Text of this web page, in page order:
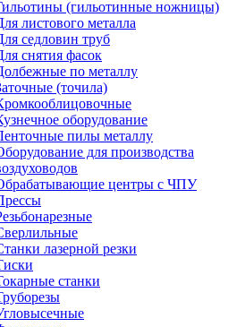
(гильотинные ножницы)
листового металла
седловин труб
снятия фасок
по металлу
(точила)
оборудование
пилы металлу
для производства
центры с ЧПУ
лазерной резки
станки